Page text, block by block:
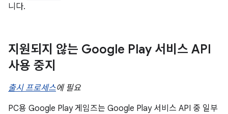
니다.
지원되지 않는 Google Play 서비스 API
사용 중지
출시 프로세스에 필요
PC용 Google Play 게임즈는 Google Play 서비스 API 중 일부